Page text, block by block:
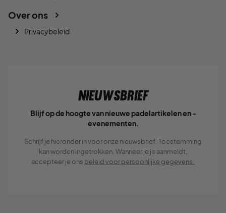
Over ons
Privacybeleid
Nieuwsbrief
Blijf op de hoogte van nieuwe padelartikelen en -
evenementen.
Schrijf je hieronder in voor onze nieuwsbrief. Toestemming
kan worden ingetrokken. Wanneer je je aanmeldt,
accepteer je ons beleid voor persoonlijke gegevens.